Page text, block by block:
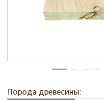
Порода древесины: